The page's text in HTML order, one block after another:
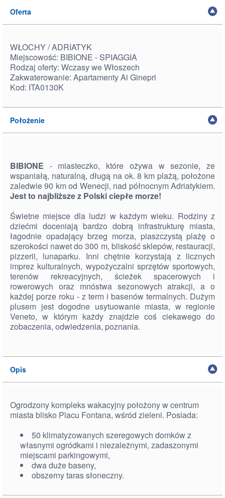
Oferta
WŁOCHY / ADRIATYK
Miejscowość: BIBIONE - SPIAGGIA
Rodzaj oferty: Wczasy we Włoszech
Zakwaterowanie: Apartamenty Ai Ginepri
Kod: ITA0130K
Położenie
BIBIONE - miasteczko, które ożywa w sezonie, ze
wspaniałą, naturalną, długą na ok. 8 km plażą, położone
zaledwie 90 km od Wenecji, nad północnym Adriatykiem.
Jest to najbliższe z Polski ciepłe morze!
Świetne miejsce dla ludzi w każdym wieku. Rodziny z
dziećmi doceniają bardzo dobrą infrastrukturę miasta,
łagodnie opadający brzeg morza, piaszczystą plażę o
szerokości nawet do 300 m, bliskość sklepów, restauracji,
pizzerii, lunaparku. Inni chętnie korzystają z licznych
imprez kulturalnych, wypożyczalni sprzętów sportowych,
terenów rekreacyjnych, ścieżek spacerowych i
rowerowych oraz mnóstwa sezonowych atrakcji, a o
każdej porze roku - z term i basenów termalnych. Dużym
plusem jest dogodne usytuowanie miasta, w regionie
Veneto, w którym każdy znajdzie coś ciekawego do
zobaczenia, odwiedzenia, poznania.
Opis
Ogrodzony kompleks wakacyjny położony w centrum
miasta blisko Placu Fontana, wśród zieleni. Posiada:
50 klimatyzowanych szeregowych domków z
własnymi ogródkami i niezależnymi, zadaszonymi
miejscami parkingowymi,
dwa duże baseny,
obszerny taras słoneczny.